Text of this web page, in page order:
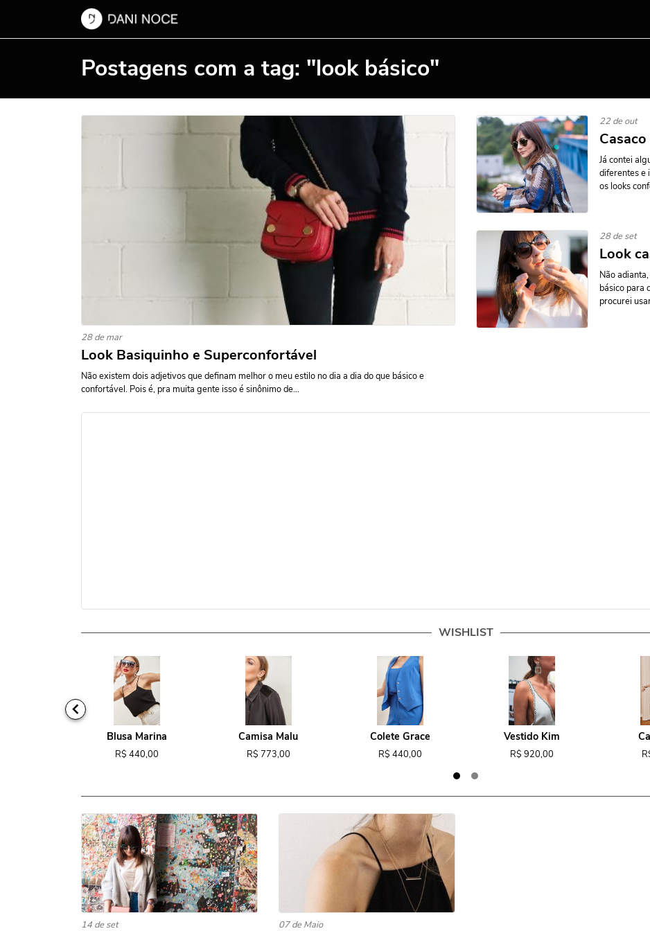
Postagens com a tag: "look básico"
28 de mar
Look Basiquinho e Superconfortável
Não existem dois adjetivos que definam melhor o meu estilo no dia a dia do que básico e
confortável. Pois é, pra muita gente isso é sinônimo de...
22 de out
Já contei
diferentes e
os looks
28 de set
Look
Não
básico para
procurei
WISHLIST
Blusa Marina
R$ 440,00
Camisa Malu
R$ 773,00
Colete Grace
R$ 440,00
Vestido Kim
R$ 920,00
14 de set 07 de Maio